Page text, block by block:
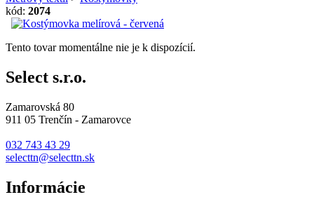
kód: 2074
Tento tovar momentálne nie je k dispozícií.
Select s.r.o.
Zamarovská 80
911 05 Trenčín - Zamarovce
032 743 43 29
selecttn@selecttn.sk
Informácie